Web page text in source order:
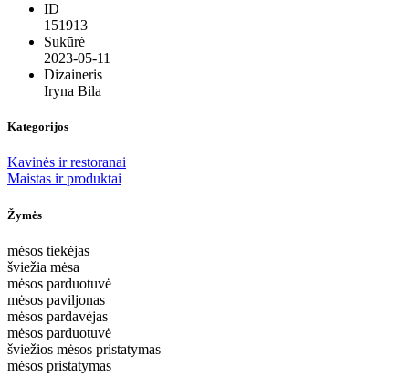
ID
151913
Sukūrė
2023-05-11
Dizaineris
Iryna Bila
Kategorijos
Kavinės ir restoranai
Maistas ir produktai
Žymės
mėsos tiekėjas
šviežia mėsa
mėsos parduotuvė
mėsos paviljonas
mėsos pardavėjas
mėsos parduotuvė
šviežios mėsos pristatymas
mėsos pristatymas